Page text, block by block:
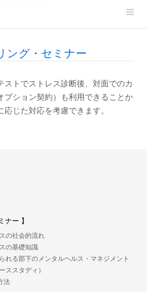
・セミナー
ング・セミナー
ストでストレス診断後、対面でのカ
プション契約）も利用できることか
応じた対応を考慮できます。
ナー 】
の社会的流れ
の基礎知識
れる部下のメンタルヘルス・マネジメント
ススタディ）
法